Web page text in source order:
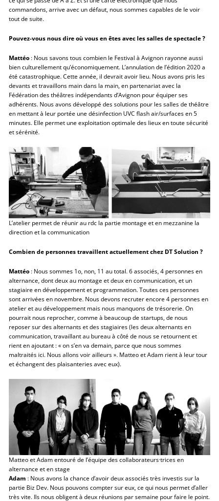
commandons, arrive avec un défaut, nous sommes capables de le voir
tout de suite.
Pouvez-vous nous dire où vous en êtes avec les salles de spectacle ?
Mattéo : Nous savons tous combien le Festival à Avignon rayonne aussi
bien culturellement qu’économiquement. L’annulation de l’édition 2020 a
été catastrophique. Cette année, il devrait avoir lieu. Nous avons pris les
devants et travaillons main dans la main, en partenariat avec la
Fédération des théâtres indépendants d’Avignon pour équiper ses
adhérents. Nous avons développé des solutions pour les salles de théâtre
en mettant à leur portée une désinfection UVC flash air/surfaces en 5
minutes. Elle permet une exploitation optimale des lieux en toute sécurité
et sérénité.
L’atelier permet de réunir au rdc la partie montage et en mezzanine la
direction et la communication
Combien de personnes travaillent actuellement chez DT Solution ?
Mattéo : Nous sommes 1o, non, 11 au total. 6 associés, 4 personnes en
alternance, dont deux au montage et deux en communication, et un
stagiaire en développement et programmation. Toutes ces personnes
sont arrivées en novembre. Nous devons recruter encore 4 personnes en
atelier et au développement mais nous manquons de trésorerie. On
pourrait nous reprocher, comme à beaucoup de startups, de nous
reposer sur des alternants et des stagiaires (les deux alternants en
communication, travaillant au bureau à côté de nous se retournent et
rient en ajoutant : « on s’en va demain, parce que nous sommes
maltraités ici. Nous allons voir ailleurs ». Matteo et Adam rient à leur tour
et échangent des plaisanteries avec eux).
Matteo et Adam entouré de l’équipe des collaborateurs·trices en
alternance et en stage
Adam : Nous avons la chance d’avoir deux associés très investis sur la
partie Biz Dev. Nous pouvons compter sur eux, ce qui nous permet d’aller
très vite. Ils nous obligent à deux réunions par semaine pour faire le point.